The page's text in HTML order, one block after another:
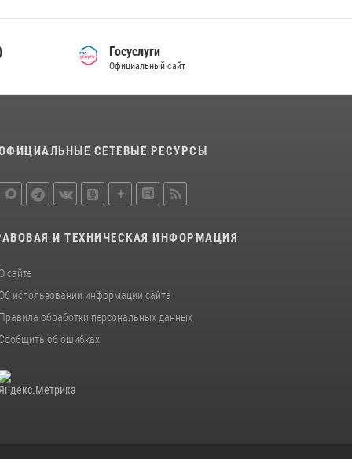
Госуслуги
Официальный сайт
СЕТЕВЫЕ РЕСУРСЫ
И ТЕХНИЧЕСКАЯ ИНФОРМАЦИЯ
О сайте
Об использовании информации сайта
Правила обработки персональных данных
Сообщить об ошибках